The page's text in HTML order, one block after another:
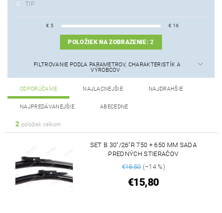
TIP
€ 5 € 16
POLOŽIEK NA ZOBRAZENIE:2
FILTROVANIE PODĽA PARAMETROV, CHARAKTERISTÍK A
VÝROBCOV
ODPORÚČAME NAJLACNEJŠIE NAJDRAHŠIE
NAJPREDÁVANEJŠIE ABECEDNE
2 položiek celkom
SET B 30"/26"R 750 + 650 MM SADA
PREDNÝCH STIERAČOV
€18,50(–14 %)
€15,80